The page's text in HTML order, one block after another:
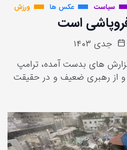
سیاست عکس ها ورزش
است
های بدست آمده، ترامپ
از رهبری ضعیف و در حقیقت